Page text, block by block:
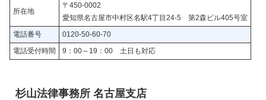
所在地
〒450-0002
愛知県名古屋市中村区名駅4丁目24-5 第2森ビル405号室
電話番号
0120-50-60-70
電話受付時間
9：00～19：00 土日も対応
杉山法律事務所 名古屋支店